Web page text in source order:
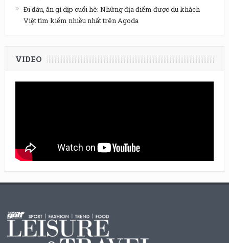
Đi đâu, ăn gì dịp cuối hè: Những địa điểm được du khách
Việt tìm kiếm nhiều nhất trên Agoda
VIDEO